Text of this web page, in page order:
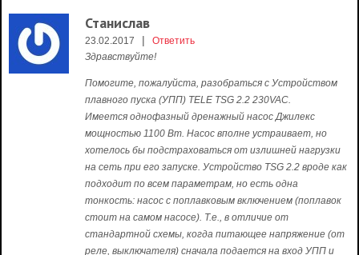
Станислав
23.02.2017 |
Ответить
Здравствуйте!
Помогите, пожалуйста, разобраться с Устройством
плавного пуска (УПП) TELE TSG 2.2 230VAC.
Имеется однофазный дренажный насос Джилекс
мощностью 1100 Вт. Насос вполне устраивает, но
хотелось бы подстраховаться от излишней нагрузки
на сеть при его запуске. Устройство TSG 2.2 вроде как
подходит по всем параметрам, но есть одна
тонкость: насос с поплавковым включением (поплавок
стоит на самом насосе). Т.е., в отличие от
стандартной схемы, когда питающее напряжение (от
реле, выключателя) сначала подается на вход УПП и